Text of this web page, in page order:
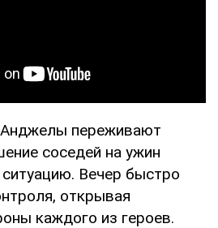
переживают
соседей на ужин
Вечер быстро
открывая
каждого из героев.